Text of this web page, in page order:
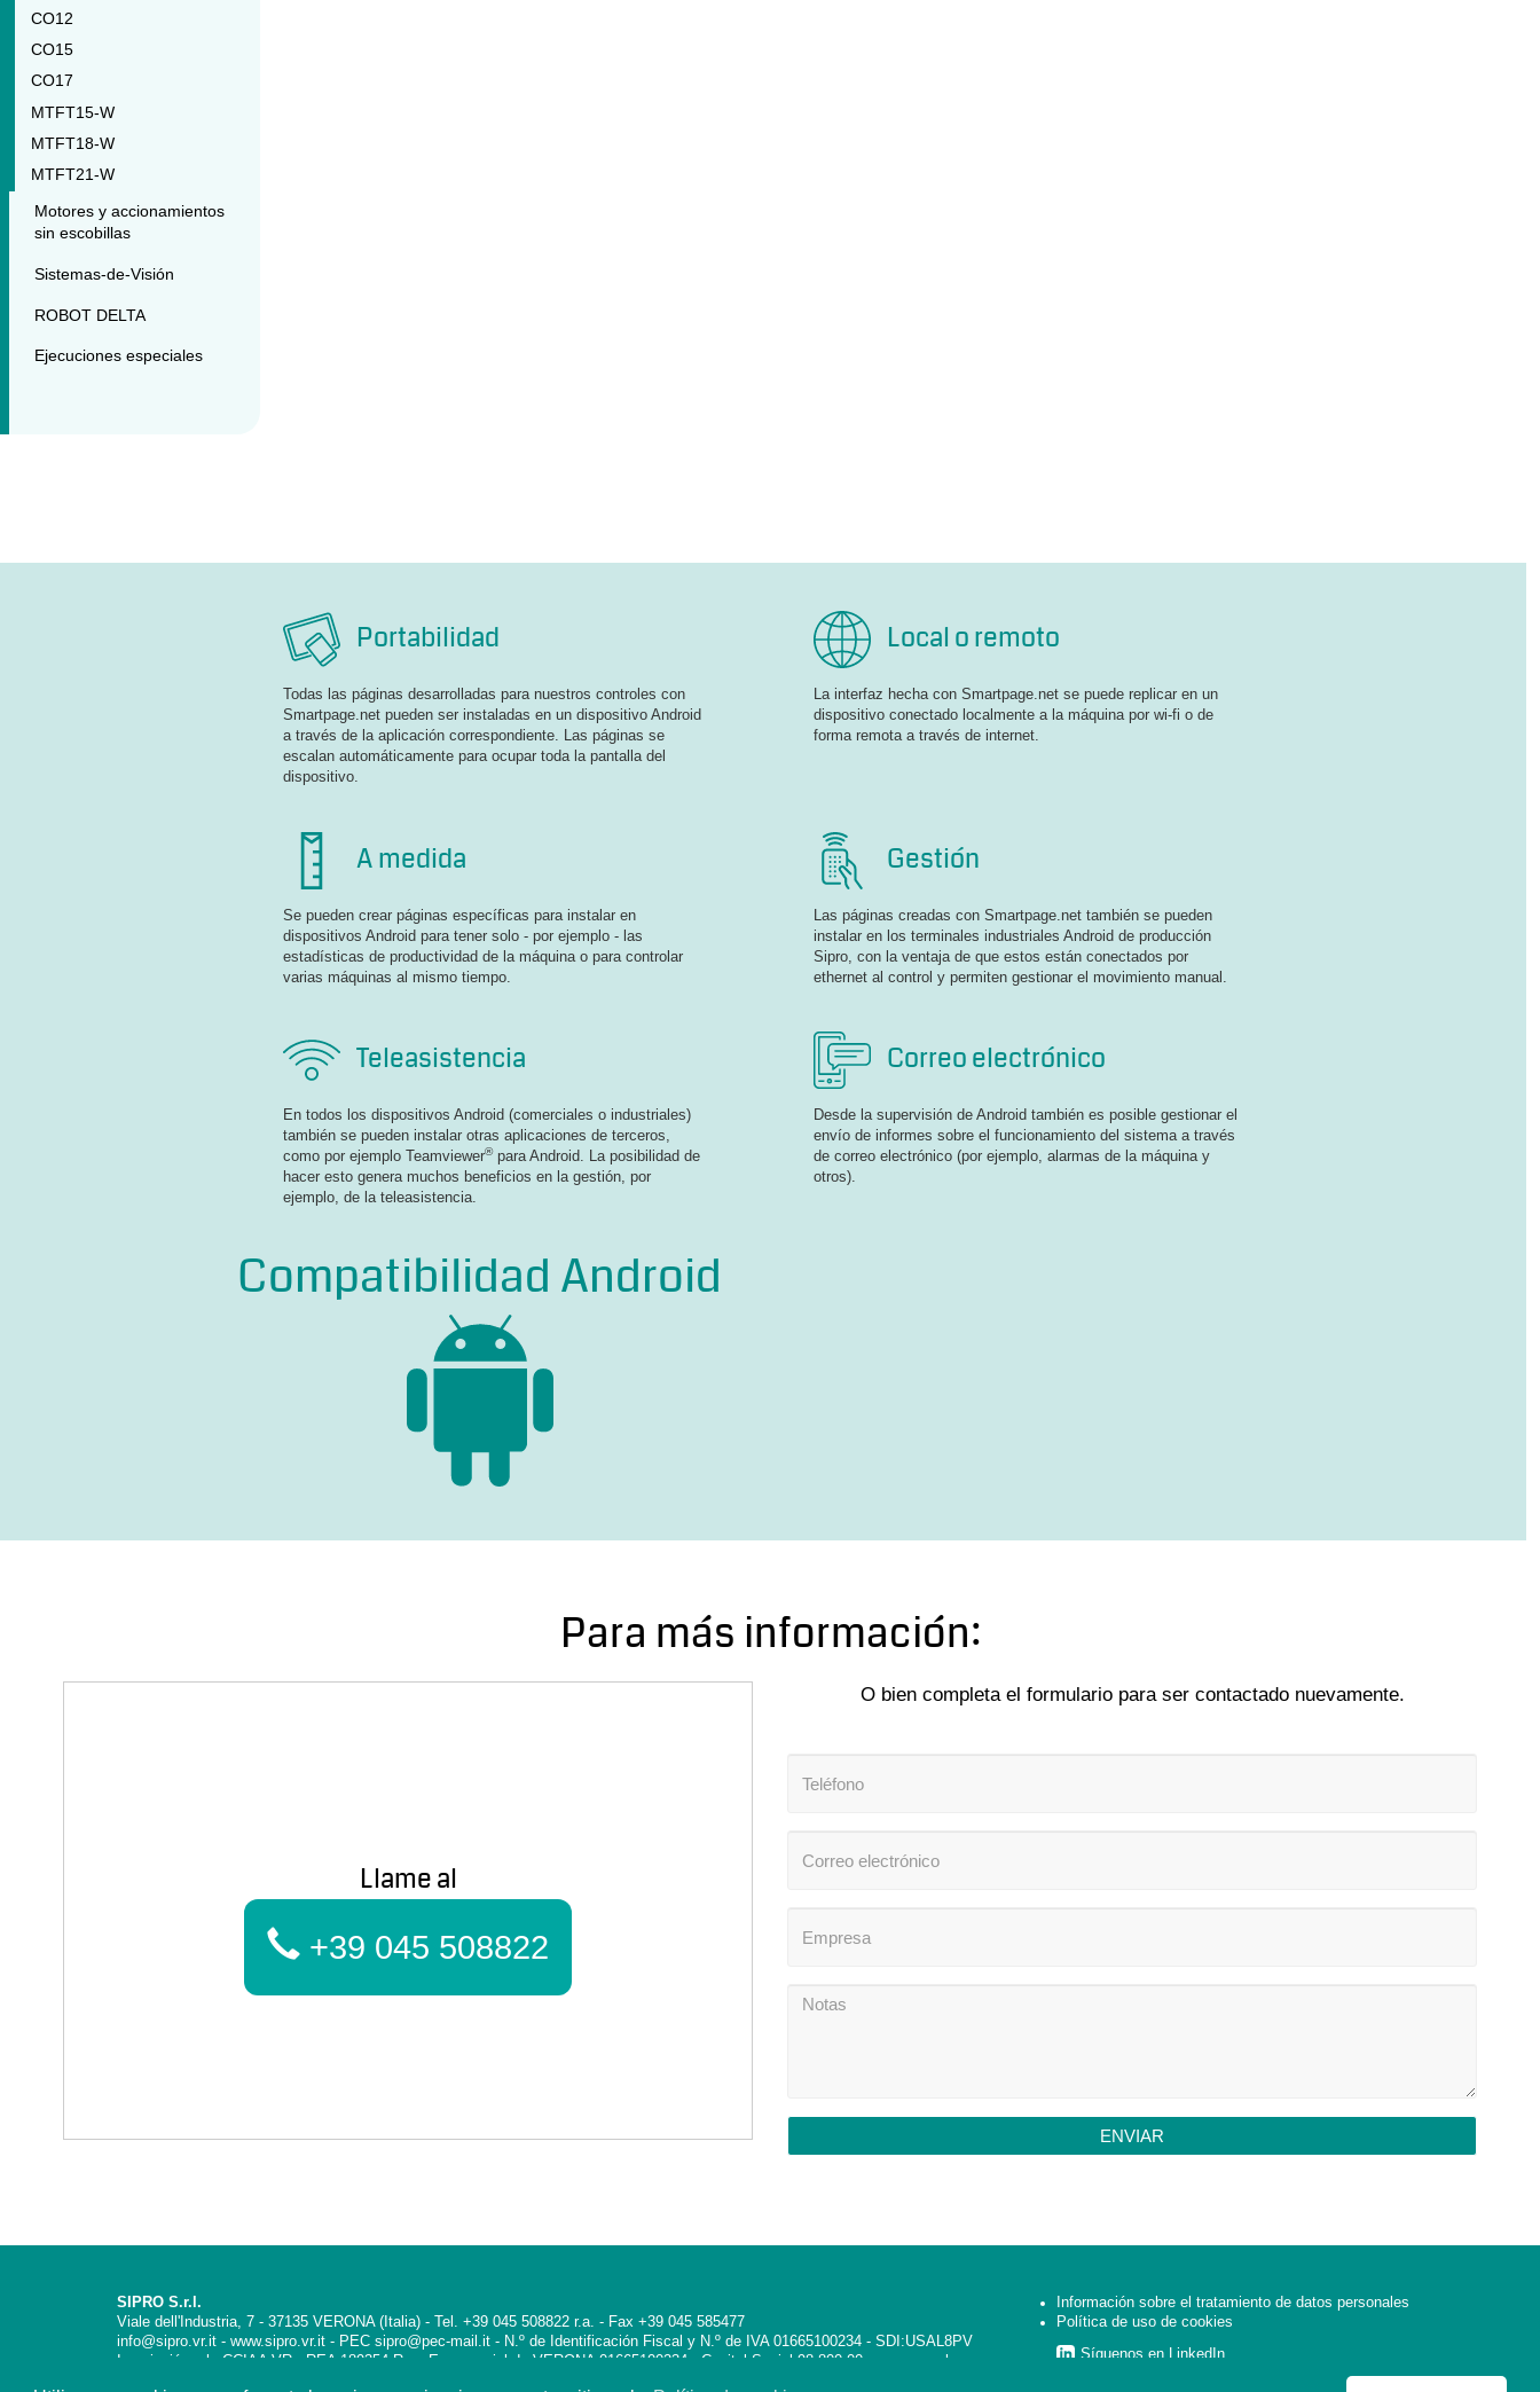
CO12
CO15
CO17
MTFT15-W
MTFT18-W
MTFT21-W
Motores y accionamientos
sin escobillas
Sistemas-de-Visión
ROBOT DELTA
Ejecuciones especiales
Portabilidad
Todas las páginas desarrolladas para nuestros controles con
Smartpage.net pueden ser instaladas en un dispositivo Android
a través de la aplicación correspondiente. Las páginas se
escalan automáticamente para ocupar toda la pantalla del
dispositivo.
Local o remoto
La interfaz hecha con Smartpage.net se puede replicar en un
dispositivo conectado localmente a la máquina por wi-fi o de
forma remota a través de internet.
A medida
Se pueden crear páginas específicas para instalar en
dispositivos Android para tener solo - por ejemplo - las
estadísticas de productividad de la máquina o para controlar
varias máquinas al mismo tiempo.
Gestión
Las páginas creadas con Smartpage.net también se pueden
instalar en los terminales industriales Android de producción
Sipro, con la ventaja de que estos están conectados por
ethernet al control y permiten gestionar el movimiento manual.
Teleasistencia
En todos los dispositivos Android (comerciales o industriales)
también se pueden instalar otras aplicaciones de terceros,
como por ejemplo Teamviewer®para Android. La posibilidad de
hacer esto genera muchos beneficios en la gestión, por
ejemplo, de la teleasistencia.
Correo electrónico
Desde la supervisión de Android también es posible gestionar el
envío de informes sobre el funcionamiento del sistema a través
de correo electrónico (por ejemplo, alarmas de la máquina y
otros).
Compatibilidad Android
Para más información:
Llame al
+39 045 508822
O bien completa el formulario para ser contactado nuevamente.
ENVIAR
SIPRO S.r.l.
Viale dell'Industria, 7 - 37135 VERONA (Italia) - Tel. +39 045 508822 r.a. - Fax +39 045 585477
info@sipro.vr.it - www.sipro.vr.it - PEC sipro@pec-mail.it - N.º de Identificación Fiscal y N.º de IVA 01665100234 - SDI:USAL8PV
Inscripción a la CCIAA VR - REA 189354 Reg. Empresarial de VERONA 01665100234 - Capital Social 98.800,00 euros compl.
Información sobre el tratamiento de datos personales
Política de uso de cookies
Síguenos en LinkedIn